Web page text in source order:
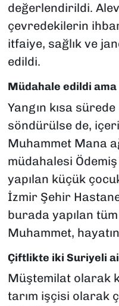
değerlendirildi.
çevredekilerin
itfaiye, sağlık ve
edildi.
Müdahale edildi ama
Yangın kısa
söndürülse de,
Muhammet Mana
müdahalesi
yapılan küçük
İzmir Şehir
burada yapılan
Muhammet,
Çiftlikte iki Suriyeli
Müştemilat olarak
tarım işçisi olarak